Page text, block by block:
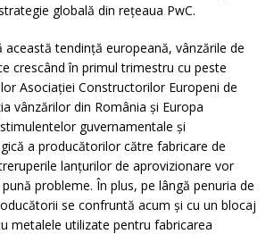
globală din rețeaua PwC.
această tendință europeană, vânzările de
crescând în primul trimestru cu peste
Asociației Constructorilor Europeni de
vânzărilor din România și Europa
guvernamentale și
a producătorilor către fabricare de
lanțurilor de aprovizionare vor
probleme. În plus, pe lângă penuria de
se confruntă acum și cu un blocaj
metalele utilizate pentru fabricarea